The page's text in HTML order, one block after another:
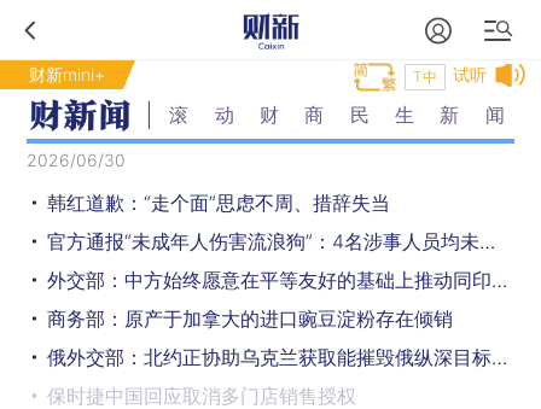
财新mini+ 试听
T中
滚动财商民生新闻
2026/06/30
韩红道歉：“走个面”思虑不周、措辞失当
官方通报“未成年人伤害流浪狗”：4名涉事人员均未满14周岁，已送专门学校教育
外交部：中方始终愿意在平等友好的基础上推动同印度各领域合作
商务部：原产于加拿大的进口豌豆淀粉存在倾销
俄外交部：北约正协助乌克兰获取能摧毁俄纵深目标武器
保时捷中国回应取消多门店销售授权